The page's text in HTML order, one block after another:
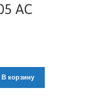
AC
В корзину